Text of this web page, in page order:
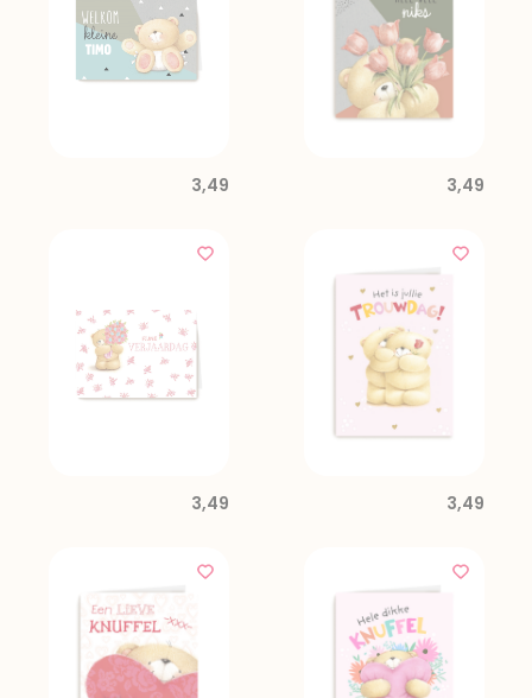
3,49 3,49
3,49 3,49